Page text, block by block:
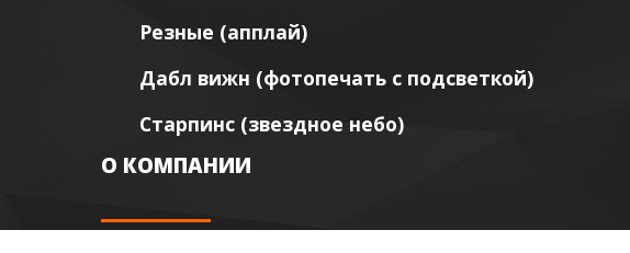
Резные (апплай)
Дабл вижн (фотопечать с подсветкой)
Старпинс (звездное небо)
О КОМПАНИИ